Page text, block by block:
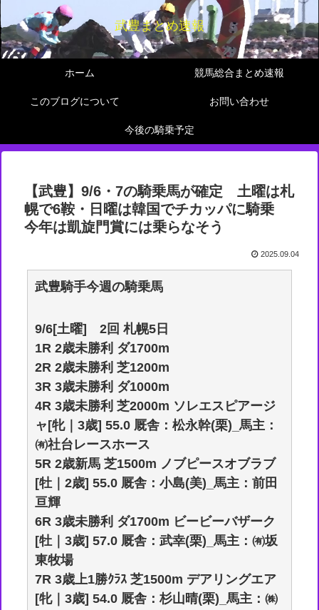
武豊まとめ速報
ホーム 競馬総合まとめ速報
このブログについて お問い合わせ
今後の騎乗予定
【武豊】9/6・7の騎乗馬が確定 土曜は札
幌で6鞍・日曜は韓国でチカッパに騎乗
今年は凱旋門賞には乗らなそう
2025.09.04
武豊騎手今週の騎乗馬
9/6[土曜] 2回 札幌5日
1R 2歳未勝利 ダ1700m
2R 2歳未勝利 芝1200m
3R 3歳未勝利 ダ1000m
4R 3歳未勝利 芝2000m ソレエスピアージ
ャ[牝｜3歳] 55.0 厩舎：松永幹(栗)_馬主：
㈲社台レースホース
5R 2歳新馬 芝1500m ノブピースオブラブ
[牡｜2歳] 55.0 厩舎：小島(美)_馬主：前田
亘輝
6R 3歳未勝利 ダ1700m ビービーバザーク
[牡｜3歳] 57.0 厩舎：武幸(栗)_馬主：㈲坂
東牧場
7R 3歳上1勝ｸﾗｽ 芝1500m デアリングエア
[牝｜3歳] 54.0 厩舎：杉山晴(栗)_馬主：㈱